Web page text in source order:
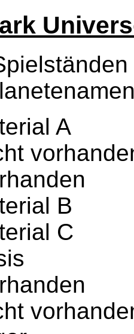
A
B
C